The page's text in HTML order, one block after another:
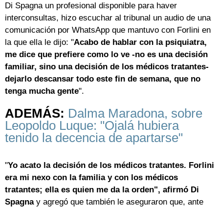
Di Spagna un profesional disponible para haver
interconsultas, hizo escuchar al tribunal un audio de una
comunicación por WhatsApp que mantuvo con Forlini en
la que ella le dijo: "Acabo de hablar con la psiquiatra,
me dice que prefiere como lo ve -no es una decisión
familiar, sino una decisión de los médicos tratantes-
dejarlo descansar todo este fin de semana, que no
tenga mucha gente".
ADEMÁS: Dalma Maradona, sobre
Leopoldo Luque: "Ojalá hubiera
tenido la decencia de apartarse"
"Yo acato la decisión de los médicos tratantes. Forlini
era mi nexo con la familia y con los médicos
tratantes; ella es quien me da la orden", afirmó Di
Spagna y agregó que también le aseguraron que, ante